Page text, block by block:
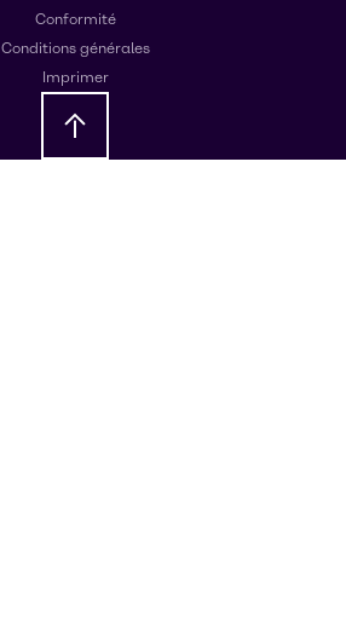
Conformité
Conditions générales
Imprimer